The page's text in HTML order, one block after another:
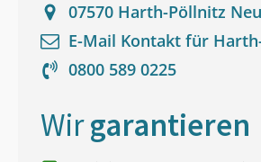
07570 Harth-Pöllnitz
E-Mail Kontakt für
0800 589 0225
Wirgarantieren